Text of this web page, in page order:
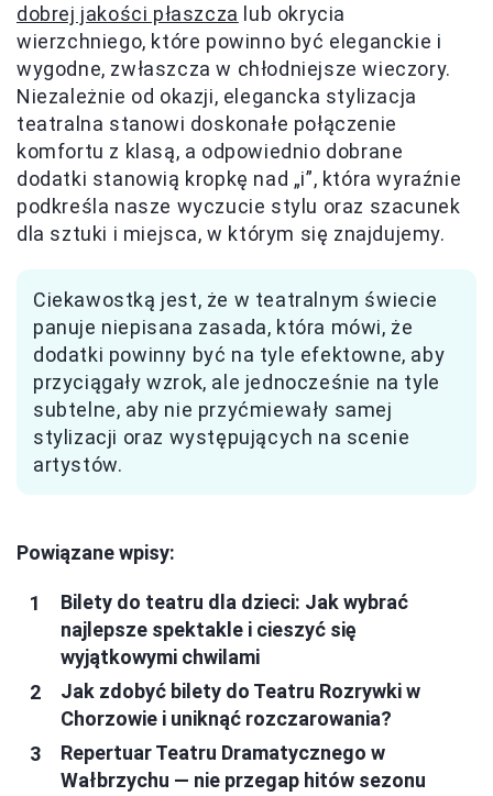
dobrej jakości płaszcza lub okrycia
wierzchniego, które powinno być eleganckie i
wygodne, zwłaszcza w chłodniejsze wieczory.
Niezależnie od okazji, elegancka stylizacja
teatralna stanowi doskonałe połączenie
komfortu z klasą, a odpowiednio dobrane
dodatki stanowią kropkę nad „i”, która wyraźnie
podkreśla nasze wyczucie stylu oraz szacunek
dla sztuki i miejsca, w którym się znajdujemy.
Ciekawostką jest, że w teatralnym świecie
panuje niepisana zasada, która mówi, że
dodatki powinny być na tyle efektowne, aby
przyciągały wzrok, ale jednocześnie na tyle
subtelne, aby nie przyćmiewały samej
stylizacji oraz występujących na scenie
artystów.
Powiązane wpisy:
Bilety do teatru dla dzieci: Jak wybrać
najlepsze spektakle i cieszyć się
wyjątkowymi chwilami
Jak zdobyć bilety do Teatru Rozrywki w
Chorzowie i uniknąć rozczarowania?
Repertuar Teatru Dramatycznego w
Wałbrzychu — nie przegap hitów sezonu